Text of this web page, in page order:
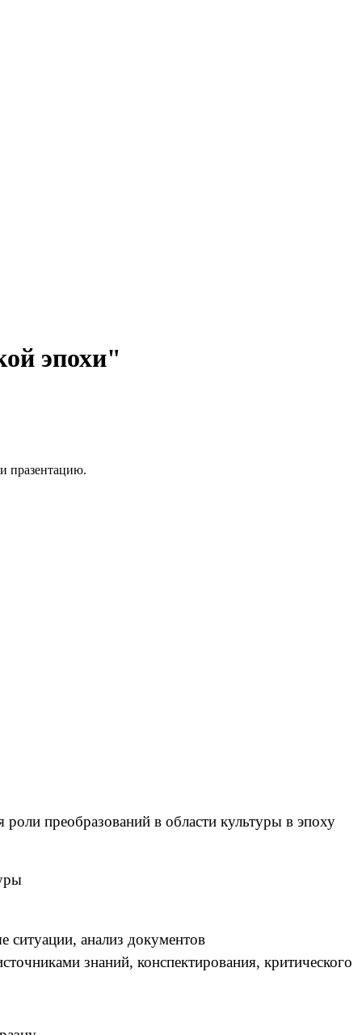
эпохи"
празентацию.
преобразований в области культуры в эпоху
ситуации, анализ документов
знаний, конспектирования, критического